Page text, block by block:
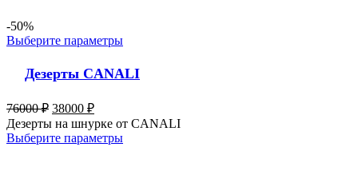
-50%
Выберите параметры
Дезерты CANALI
76000₽ 38000 ₽
Дезерты на шнурке от CANALI
Выберите параметры